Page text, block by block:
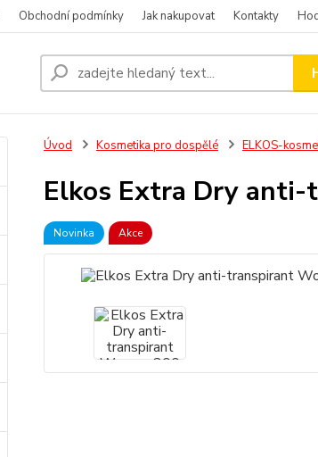
Obchodní podmínky Jak nakupovat Kontakty
Úvod Kosmetika pro dospělé ELKOS-
Elkos Extra Dry
Novinka Akce